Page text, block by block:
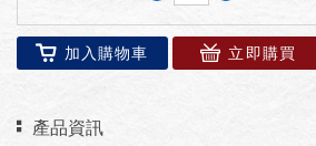
加入購物車 立即購買
產品資訊